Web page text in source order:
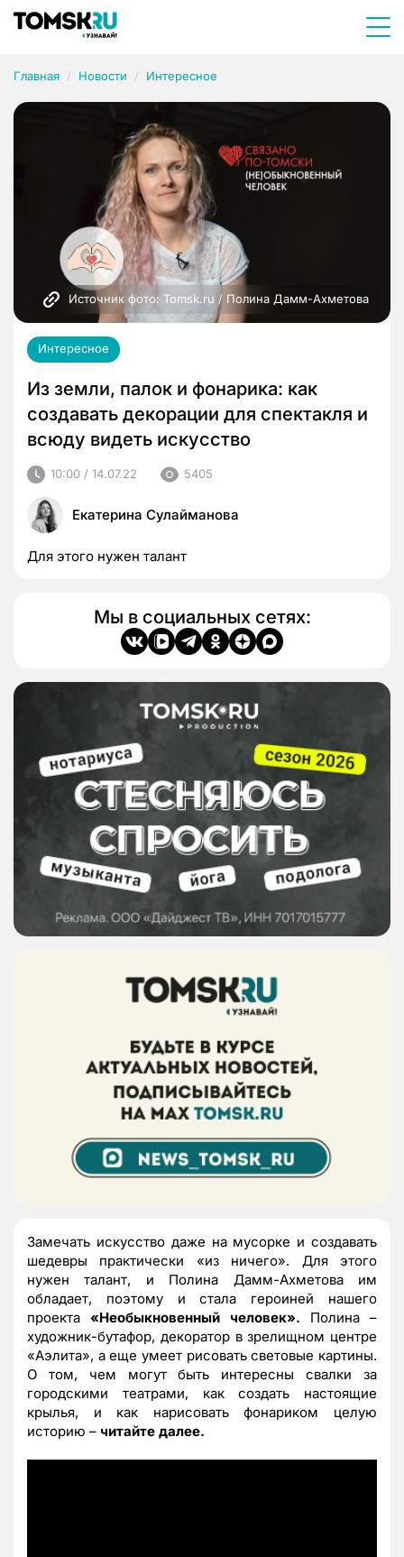
Главная Новости Интересное
Источник фото: Tomsk.ru / Полина Дамм-Ахметова
Интересное
Из земли, палок и фонарика: как
создавать декорации для спектакля и
всюду видеть искусство
10:00 / 14.07.22 5405
Екатерина Сулайманова
Для этого нужен талант
Мы в социальных сетях:
Замечать искусство даже на мусорке и создавать
шедевры практически «из ничего». Для этого
нужен талант, и Полина Дамм-Ахметова им
обладает, поэтому и стала героиней нашего
проекта «Необыкновенный человек». Полина –
художник-бутафор, декоратор в зрелищном центре
«Аэлита», а еще умеет рисовать световые картины.
О том, чем могут быть интересны свалки за
городскими театрами, как создать настоящие
крылья, и как нарисовать фонариком целую
историю – читайте далее.